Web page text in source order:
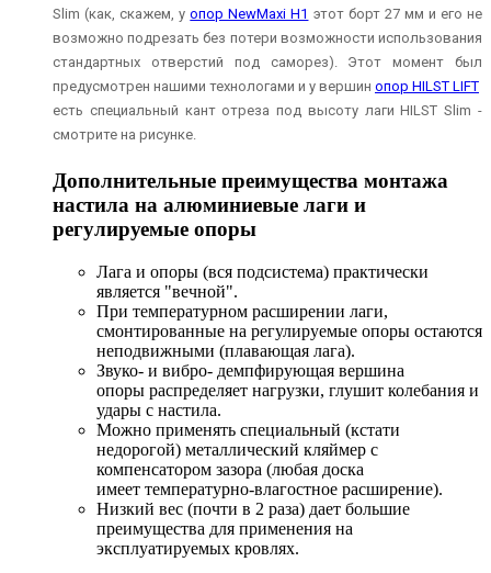
Slim (как, скажем, уопор NewMaxi H1 этот борт 27 мм и его не
возможно подрезать без потери возможности использования
стандартных отверстий под саморез). Этот момент был
предусмотрен нашими технологами и у вершин опор HILST LIFT
есть специальный кант отреза под высоту лаги HILST Slim -
смотрите на рисунке.
Дополнительные преимущества монтажа
настила на алюминиевые лаги и
регулируемые опоры
Лага и опоры (вся подсистема) практически
является "вечной".
При температурном расширении лаги,
смонтированные на регулируемые опоры остаются
неподвижными (плавающая лага).
Звуко- и вибро- демпфирующая вершина
опоры распределяет нагрузки, глушит колебания и
удары с настила.
Можно применять специальный (кстати
недорогой) металлический кляймер с
компенсатором зазора (любая доска
имеет температурно-влагостное расширение).
Низкий вес (почти в 2 раза) дает большие
преимущества для применения на
эксплуатируемых кровлях.